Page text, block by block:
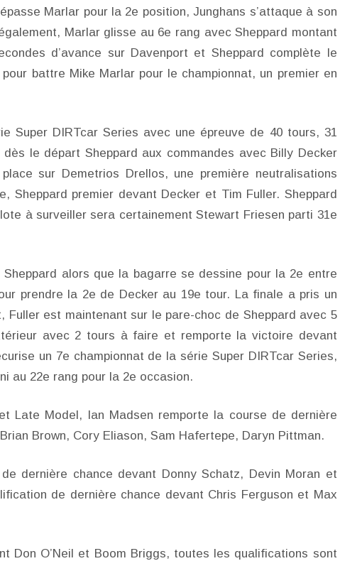
Marlar pour la 2e position, Junghans s’attaque à son
Marlar glisse au 6e rang avec Sheppard montant
d’avance sur Davenport et Sheppard complète le
battre Mike Marlar pour le championnat, un premier en
Super DIRTcar Series avec une épreuve de 40 tours, 31
le départ Sheppard aux commandes avec Billy Decker
sur Demetrios Drellos, une première neutralisations
Sheppard premier devant Decker et Tim Fuller. Sheppard
à surveiller sera certainement Stewart Friesen parti 31e
alors que la bagarre se dessine pour la 2e entre
prendre la 2e de Decker au 19e tour. La finale a pris un
est maintenant sur le pare-choc de Sheppard avec 5
avec 2 tours à faire et remporte la victoire devant
un 7e championnat de la série Super DIRTcar Series,
au 22e rang pour la 2e occasion.
Late Model, Ian Madsen remporte la course de dernière
Brown, Cory Eliason, Sam Hafertepe, Daryn Pittman.
dernière chance devant Donny Schatz, Devin Moran et
de dernière chance devant Chris Ferguson et Max
Don O’Neil et Boom Briggs, toutes les qualifications sont